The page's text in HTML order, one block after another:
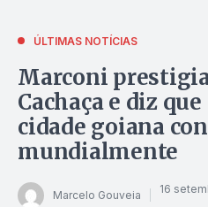
ÚLTIMAS NOTÍCIAS
Marconi
Cachaça e diz
cidade goiana
mundialmente
Marcelo Gouveia 16